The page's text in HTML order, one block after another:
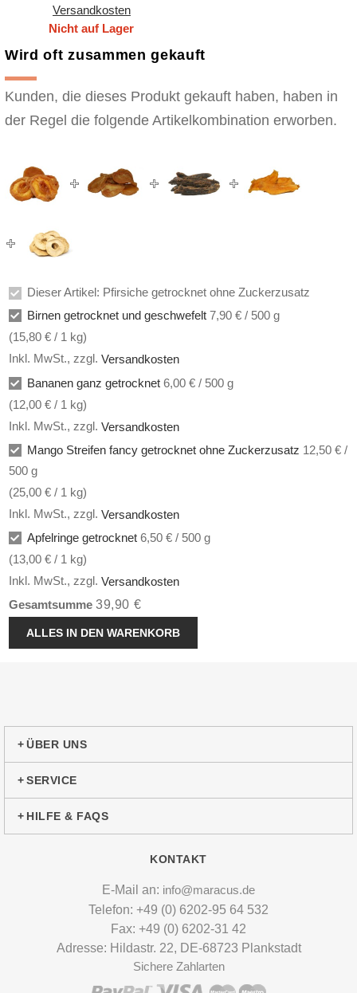
Versandkosten
Nicht auf Lager
Wird oft zusammen gekauft
Kunden, die dieses Produkt gekauft haben, haben in
der Regel die folgende Artikelkombination erworben.
Dieser Artikel: Pfirsiche getrocknet ohne Zuckerzusatz
Birnen getrocknet und geschwefelt 7,90 € / 500 g
(15,80 € / 1 kg)
Inkl. MwSt., zzgl. Versandkosten
Bananen ganz getrocknet 6,00 € / 500 g
(12,00 € / 1 kg)
Inkl. MwSt., zzgl. Versandkosten
Mango Streifen fancy getrocknet ohne Zuckerzusatz 12,50 € /
500 g
(25,00 € / 1 kg)
Inkl. MwSt., zzgl. Versandkosten
Apfelringe getrocknet 6,50 € / 500 g
(13,00 € / 1 kg)
Inkl. MwSt., zzgl. Versandkosten
Gesamtsumme 39,90 €
ALLES IN DEN WARENKORB
ÜBER UNS
SERVICE
HILFE & FAQS
KONTAKT
E-Mail an: info@maracus.de
Telefon: +49 (0) 6202-95 64 532
Fax: +49 (0) 6202-31 42
Adresse: Hildastr. 22, DE-68723 Plankstadt
Sichere Zahlarten